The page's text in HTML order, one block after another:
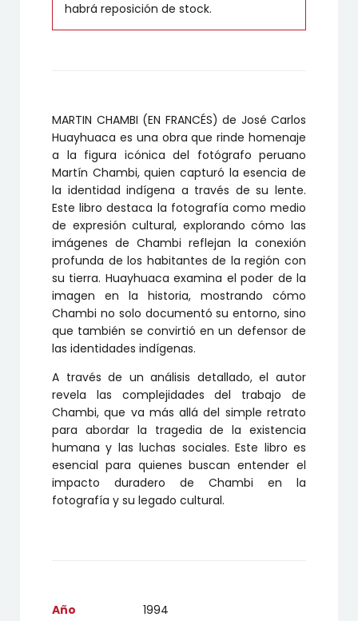
habrá reposición de stock.
MARTIN CHAMBI (EN FRANCÉS) de José Carlos
Huayhuaca es una obra que rinde homenaje
a la figura icónica del fotógrafo peruano
Martín Chambi, quien capturó la esencia de
la identidad indígena a través de su lente.
Este libro destaca la fotografía como medio
de expresión cultural, explorando cómo las
imágenes de Chambi reflejan la conexión
profunda de los habitantes de la región con
su tierra. Huayhuaca examina el poder de la
imagen en la historia, mostrando cómo
Chambi no solo documentó su entorno, sino
que también se convirtió en un defensor de
las identidades indígenas.
A través de un análisis detallado, el autor
revela las complejidades del trabajo de
Chambi, que va más allá del simple retrato
para abordar la tragedia de la existencia
humana y las luchas sociales. Este libro es
esencial para quienes buscan entender el
impacto duradero de Chambi en la
fotografía y su legado cultural.
Año 1994